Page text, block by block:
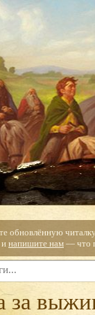
обновлённую
напишите нам — что
за